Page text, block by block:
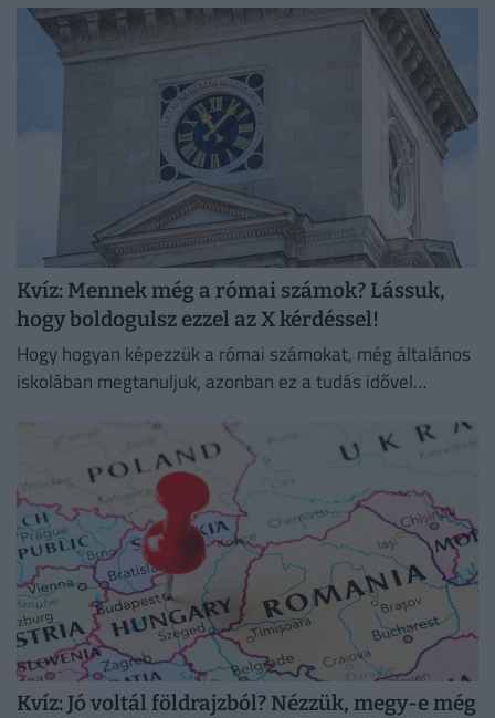
Kvíz: Mennek még a római számok? Lássuk,
hogy boldogulsz ezzel az X kérdéssel!
Hogy hogyan képezzük a római számokat, még általános
iskolában megtanuljuk, azonban ez a tudás idővel
Kvíz: Jó voltál földrajzból? Nézzük, megy-e még